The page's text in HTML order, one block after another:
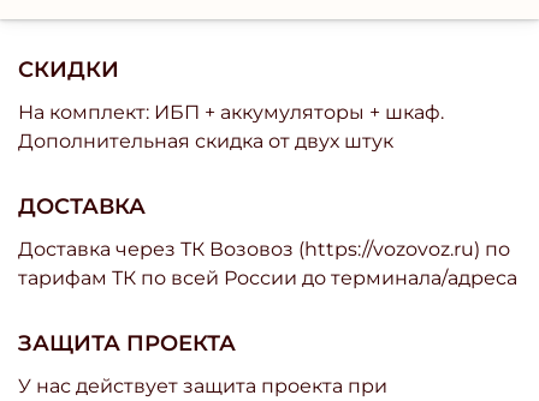
СКИДКИ
На комплект: ИБП + аккумуляторы + шкаф.
Дополнительная скидка от двух штук
ДОСТАВКА
Доставка через ТК Возовоз (https://vozovoz.ru) по
тарифам ТК по всей России до терминала/адреса
ЗАЩИТА ПРОЕКТА
У нас действует защита проекта при